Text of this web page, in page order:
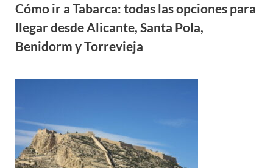
Cómo ir a Tabarca: todas las opciones para
llegar desde Alicante, Santa Pola,
Benidorm y Torrevieja